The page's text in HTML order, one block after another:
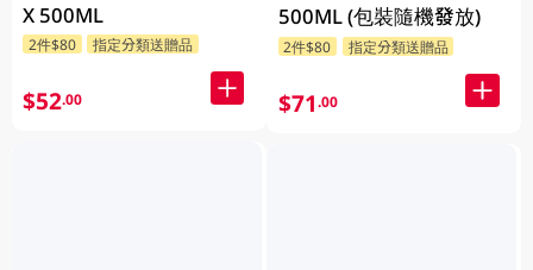
X 500ML
2件$80 指定分類送贈品
$52.00
500ML (包裝隨機發放)
2件$80 指定分類送贈品
$71.00